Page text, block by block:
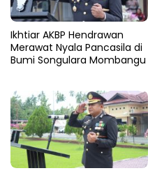
Ikhtiar AKBP Hendrawan
Merawat Nyala Pancasila di
Bumi Songulara Mombangu